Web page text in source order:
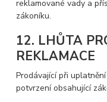
reklamované vady a
zákoníku.
12. LHŮTA
REKLAMACE
Prodávající při
potvrzení obsahující